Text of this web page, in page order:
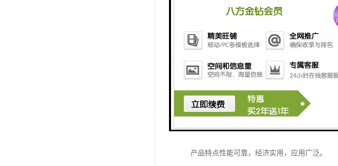
产品具有高透明度，高强度，高透光率等特点
表面为抗擦刮的玻璃表面，如有划痕也可正常
高密度触摸点分布:超过10000个触摸点每一平
触摸无漂移，自动修正，可进行精密操作。
经久耐用，单点触摸可超过5千万次。
控制器接口：串口RS-232、USB
电阻屏
产品特点性能可靠，经济实用，应用广泛。